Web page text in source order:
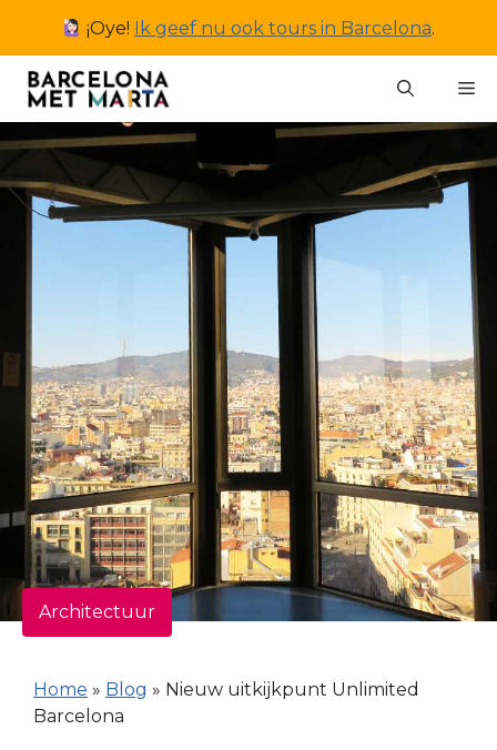
inhoud
¡Oye! Ik geef nu ook tours in Barcelona.
Architectuur
Home » Blog » Nieuw uitkijkpunt Unlimited
Barcelona